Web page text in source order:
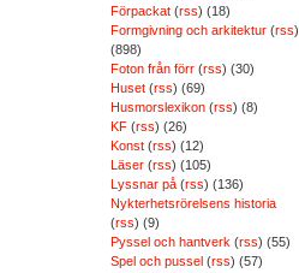
Förpackat(rss) (18)
Formgivning och arkitektur(rss)
(898)
Foton från förr(rss) (30)
Huset(rss) (69)
Husmorslexikon(rss) (8)
KF(rss) (26)
Konst(rss) (12)
Läser(rss) (105)
Lyssnar på(rss) (136)
Nykterhetsrörelsens historia
(rss) (9)
Pyssel och hantverk (rss) (55)
Spel och pussel(rss) (57)